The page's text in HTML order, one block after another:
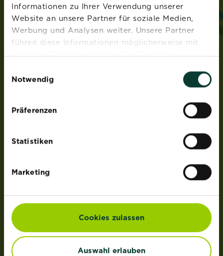
Informationen zu Ihrer Verwendung unserer
Website an unsere Partner für soziale Medien,
Werbung und Analysen weiter. Unsere Partner
führen diese Informationen möglicherweise mit
weiteren Daten zusammen, die Sie ihnen
Nutzung der Dienste gesammelt haben.
Notwendig
Präferenzen
Statistiken
Marketing
Cookies zulassen
Auswahl erlauben
ADRESSE
Evergreen Garden Care Deutschland GmbH
Am Brand 41
ROUNDUP® und Osmocote® sind eingetragene Marken
Weedex®, Tomcat®, Magisches Rasen-Pflaster®,
EasyGreen®, EvenGreen® und HandyGreen® sind Marken
Dünger
Grundstoffe